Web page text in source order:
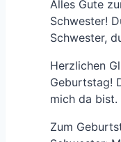
Alles Gute
Schwester!
Schwester,
Herzlichen
Geburtstag!
mich da bist.
Zum